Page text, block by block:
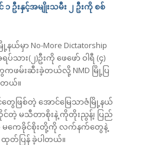
ဦးနှင့်အမျိုးသမီး ၂ ဦးကို စစ်
နယ်မှာ No-More Dictatorship
ပ်သား(၂)ဦးကို ဖေဖော် ဝါရီ (၄)
ဖမ်းဆီးခဲ့တယ်လို့ NMD မြို့‌ပြ
တယ်။
တွေဖြစ်တဲ့ ‌အောင်မြေသာဇံမြို့နယ်
တဲ့ မသီတာစိုးနဲ့ ကိုတိုးညွန့်၊ ပြည်
မကေခိုင်စိုးတို့ကို လက်နက်တွေနဲ့
တ်ပြန် ခဲ့ပါတယ်။